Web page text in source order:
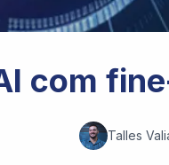
com
Talles